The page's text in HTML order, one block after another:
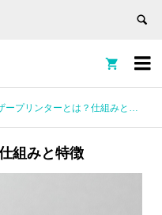


ープリンターとは？仕組みと特徴
組みと特徴